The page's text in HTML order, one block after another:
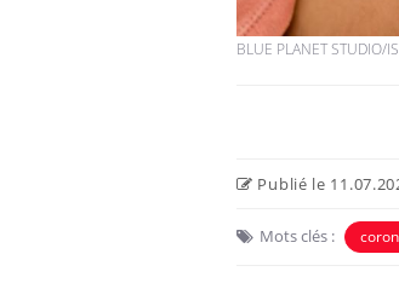
BLUE PLANET STUDIO/
Publié le
Mots clés :